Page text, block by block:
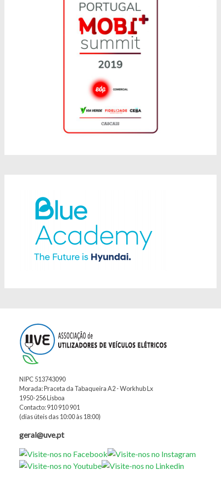
NIPC 513743090
Morada: Praceta da Tabaqueira A2 - Workhub Lx
1950-256 Lisboa
Contacto: 910 910 901
(dias úteis das 10:00 às 18:00)
geral@uve.pt